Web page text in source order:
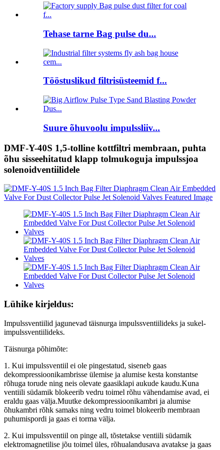
Tehase tarne Bag pulse du...
Tööstuslikud filtrisüsteemid f...
Suure õhuvoolu impulssliiv...
DMF-Y-40S 1,5-tolline kottfiltri membraan, puhta
õhu sisseehitatud klapp tolmukoguja impulssjoa
solenoidventiilidele
Lühike kirjeldus:
Impulssventiilid jagunevad täisnurga impulssventiilideks ja sukel-
impulssventiilideks.
Täisnurga põhimõte:
1. Kui impulssventiil ei ole pingestatud, siseneb gaas
dekompressioonikambrisse ülemise ja alumise kesta konstantse
rõhuga torude ning neis olevate gaasiklapi aukude kaudu.Kuna
ventiili südamik blokeerib vedru toimel rõhu vähendamise avad, ei
eraldu gaas välja.Muutke dekompressioonikambri ja alumise
õhukambri rõhk samaks ning vedru toimel blokeerib membraan
puhumispordi ja gaas ei torma välja.
2. Kui impulssventiil on pinge all, tõstetakse ventiili südamik
elektromagnetilise jõu toimel üles, rõhualandusava avatakse ja gaas